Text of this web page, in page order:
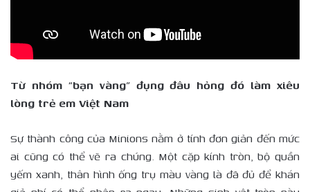
Từ nhóm “bạn vàng” đụng đâu hỏng đó làm xiêu
lòng trẻ em Việt Nam
Sự thành công của Minions nằm ở tính đơn giản đến mức
ai cũng có thể vẽ ra chúng. Một cặp kính tròn, bộ quần
yếm xanh, thân hình ống trụ màu vàng là đã đủ để khán